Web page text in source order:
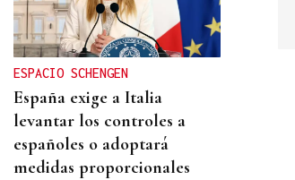
ESPACIO SCHENGEN
España exige a Italia
levantar los controles a
españoles o adoptará
medidas proporcionales